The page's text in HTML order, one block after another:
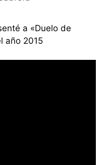
a «Duelo de
año 2015